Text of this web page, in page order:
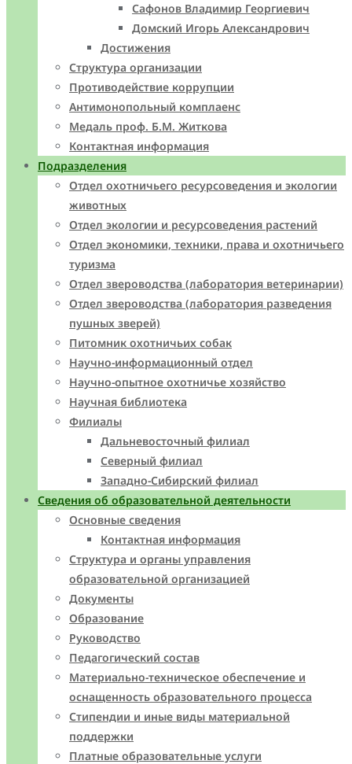
Сафонов Владимир Георгиевич
Домский Игорь Александрович
Достижения
Структура организации
Противодействие коррупции
Антимонопольный комплаенс
Медаль проф. Б.М. Житкова
Контактная информация
Подразделения
Отдел охотничьего ресурсоведения и экологии
животных
Отдел экологии и ресурсоведения растений
Отдел экономики, техники, права и охотничьего
туризма
Отдел звероводства (лаборатория ветеринарии)
Отдел звероводства (лаборатория разведения
пушных зверей)
Питомник охотничьих собак
Научно-информационный отдел
Научно-опытное охотничье хозяйство
Научная библиотека
Филиалы
Дальневосточный филиал
Северный филиал
Западно-Cибирский филиал
Сведения об образовательной деятельности
Основные сведения
Контактная информация
Структура и органы управления
образовательной организацией
Документы
Образование
Руководство
Педагогический состав
Материально-техническое обеспечение и
оснащенность образовательного процесса
Стипендии и иные виды материальной
поддержки
Платные образовательные услуги